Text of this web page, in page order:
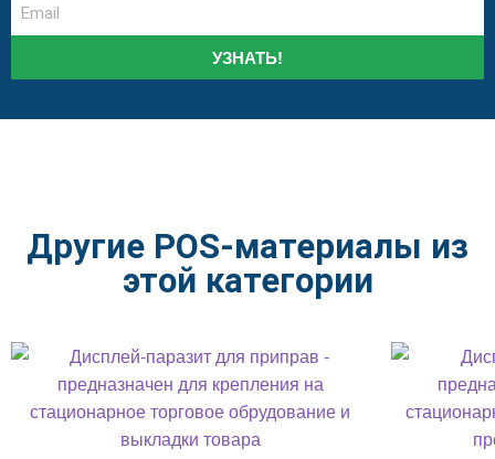
УЗНАТЬ!
Другие POS-материалы из
этой категории